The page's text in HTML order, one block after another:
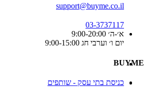
support@buyme.co.il
03-3737117
א׳-ה׳ 9:00-20:00
יום ו׳ וערבי חג 9:00-15:00
BUYME
כניסת בתי עסק - שותפים